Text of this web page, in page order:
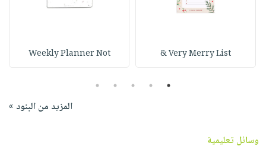
Very Merry List &
Weekly Planner Not
1
2
3
4
5
المزيد من البنود »
وسائل تعليمية